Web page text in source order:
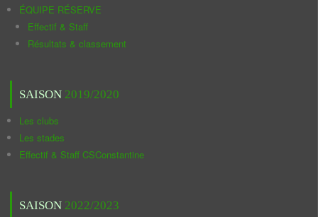
ÉQUIPE RÉSERVE
Effectif & Staff
Résultats & classement
SAISON 2019/2020
Les clubs
Les stades
Effectif & Staff CSConstantine
SAISON 2022/2023